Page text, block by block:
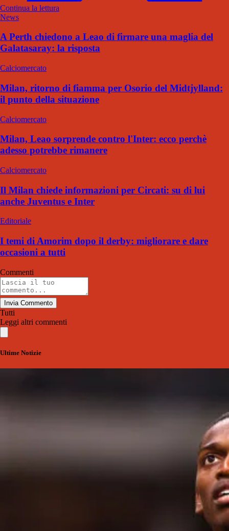
Continua la lettura
News
A Perth chiedono a Leao di firmare una maglia del
Galatasaray: la risposta
Calciomercato
Milan, ritorno di fiamma per Osorio del Midtjylland:
il punto della situazione
Calciomercato
Milan, Leao sorprende contro l'Inter: ecco perchè
adesso potrebbe rimanere
Calciomercato
Il Milan chiede informazioni per Circati: su di lui
anche Juventus e Inter
Editoriale
I temi di Amorim dopo il derby: migliorare e dare
occasioni a tutti
Commenti
Invia Commento
Tutti
Leggi altri commenti
Ultime Notizie